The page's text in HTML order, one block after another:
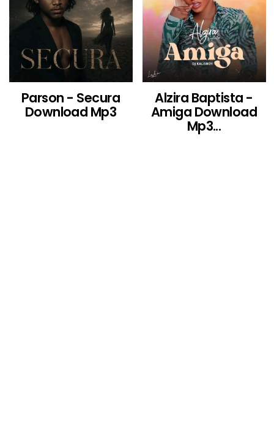
Parson - Secura
Download Mp3
Alzira Baptista -
Amiga Download
Mp3...